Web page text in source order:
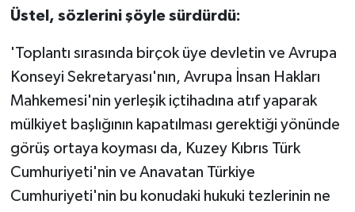
Üstel, sözlerini şöyle sürdürdü:
'Toplantı sırasında birçok üye devletin ve Avrupa
Konseyi Sekretaryası'nın, Avrupa İnsan Hakları
Mahkemesi'nin yerleşik içtihadına atıf yaparak
mülkiyet başlığının kapatılması gerektiği yönünde
görüş ortaya koyması da, Kuzey Kıbrıs Türk
Cumhuriyeti'nin ve Anavatan Türkiye
Cumhuriyeti'nin bu konudaki hukuki tezlerinin ne